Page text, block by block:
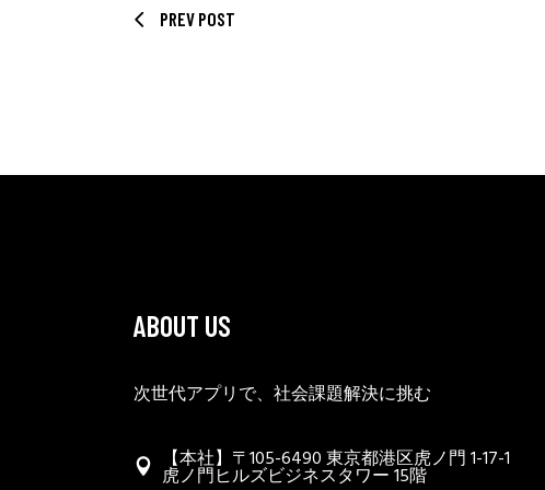
PREV POST
ABOUT US
次世代アプリで、社会課題解決に挑む
【本社】〒105-6490 東京都港区虎ノ門 1-17-1
虎ノ門ヒルズビジネスタワー 15階